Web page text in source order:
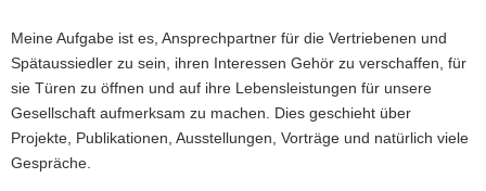
Meine Aufgabe ist es, Ansprechpartner für die Vertriebenen und
Spätaussiedler zu sein, ihren Interessen Gehör zu verschaffen, für
sie Türen zu öffnen und auf ihre Lebensleistungen für unsere
Gesellschaft aufmerksam zu machen. Dies geschieht über
Projekte, Publikationen, Ausstellungen, Vorträge und natürlich viele
Gespräche.